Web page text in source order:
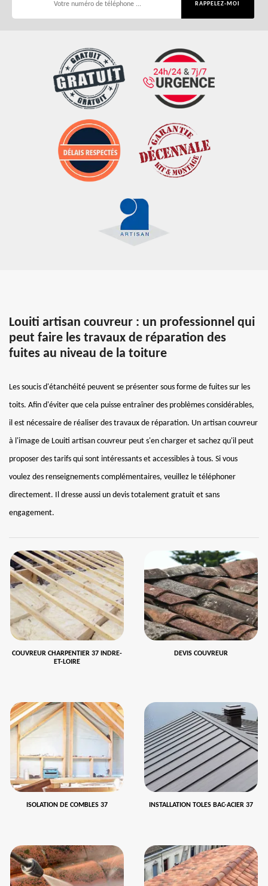
Louiti artisan couvreur : un professionnel qui
peut faire les travaux de réparation des
fuites au niveau de la toiture
Les soucis d'étanchéité peuvent se présenter sous forme de fuites sur les
toits. Afin d'éviter que cela puisse entraîner des problèmes considérables,
il est nécessaire de réaliser des travaux de réparation. Un artisan couvreur
à l'image de Louiti artisan couvreur peut s'en charger et sachez qu'il peut
proposer des tarifs qui sont intéressants et accessibles à tous. Si vous
voulez des renseignements complémentaires, veuillez le téléphoner
directement. Il dresse aussi un devis totalement gratuit et sans
engagement.
COUVREUR CHARPENTIER 37 INDRE-
ET-LOIRE
DEVIS COUVREUR
ISOLATION DE COMBLES 37 INSTALLATION TOLES BAC-ACIER 37